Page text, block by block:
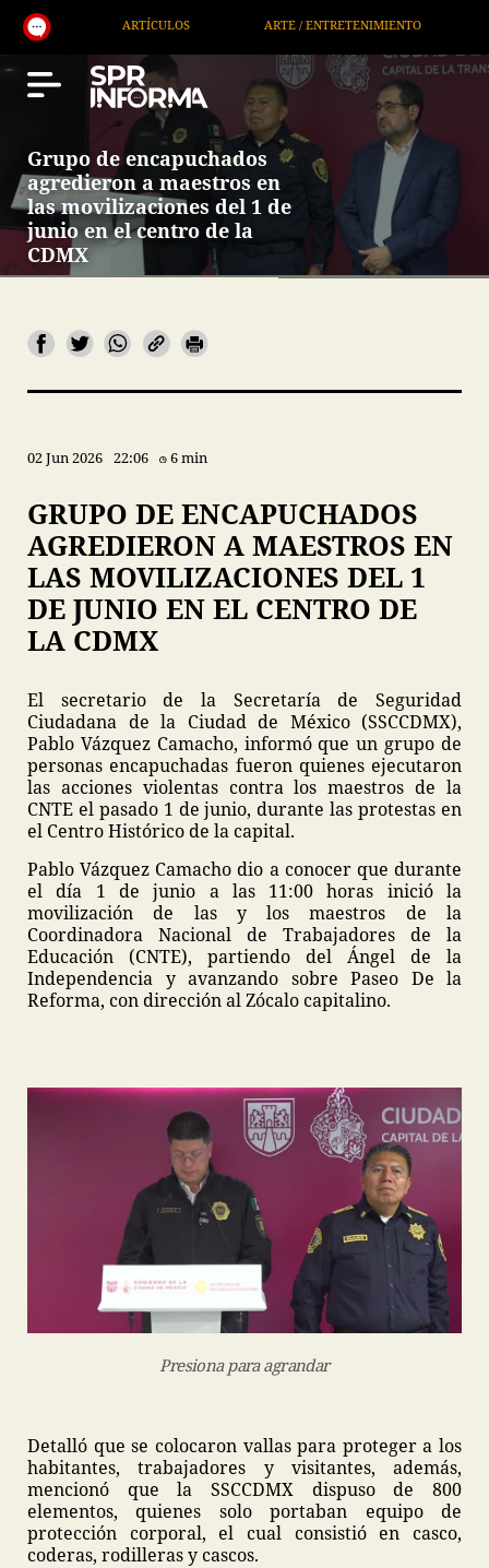
ARTE / ENTRETENIMIENTO ECONOMÍA / NEGOCIOS
Grupo de encapuchados
agredieron a maestros en
las movilizaciones del 1 de
junio en el centro de la
CDMX
02 Jun 2026 22:06 6 min
GRUPO DE ENCAPUCHADOS
AGREDIERON A MAESTROS EN
LAS MOVILIZACIONES DEL 1
DE JUNIO EN EL CENTRO DE
LA CDMX
El secretario de la Secretaría de Seguridad
Ciudadana de la Ciudad de México (SSCCDMX),
Pablo Vázquez Camacho, informó que un grupo de
personas encapuchadas fueron quienes ejecutaron
las acciones violentas contra los maestros de la
CNTE el pasado 1 de junio, durante las protestas en
el Centro Histórico de la capital.
Pablo Vázquez Camacho dio a conocer que durante
el día 1 de junio a las 11:00 horas inició la
movilización de las y los maestros de la
Coordinadora Nacional de Trabajadores de la
Educación (CNTE), partiendo del Ángel de la
Independencia y avanzando sobre Paseo De la
Reforma, con dirección al Zócalo capitalino.
Presiona para agrandar
Detalló que se colocaron vallas para proteger a los
habitantes, trabajadores y visitantes, además,
mencionó que la SSCCDMX dispuso de 800
elementos, quienes solo portaban equipo de
protección corporal, el cual consistió en casco,
coderas, rodilleras y cascos.